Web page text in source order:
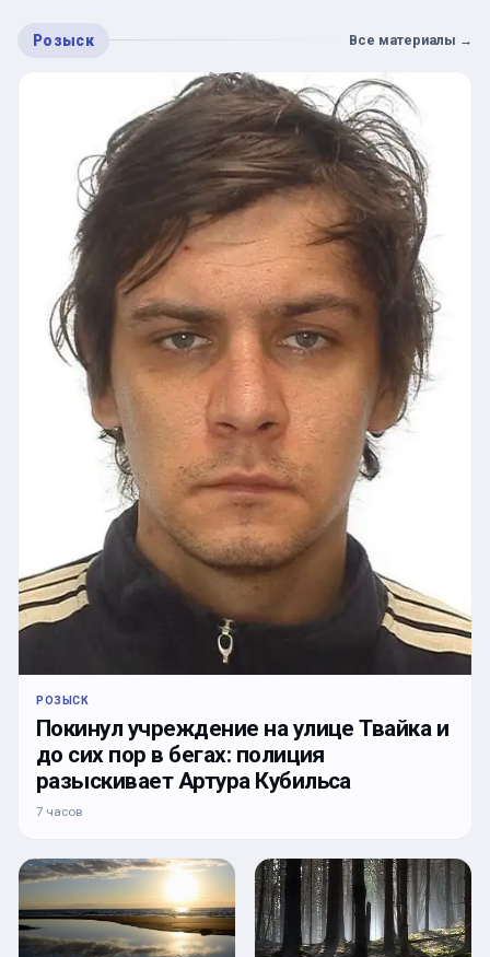
Розыск Все материалы →
РОЗЫСК
Покинул учреждение на улице Твайка и
до сих пор в бегах: полиция
разыскивает Артура Кубильса
7 часов